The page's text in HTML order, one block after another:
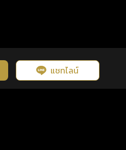
แชทไลน์
ะสิทธิภาพและประสบการณ์ที่ดี
ายความเป็นส่วนตัว คลิกดูดวงฟรี